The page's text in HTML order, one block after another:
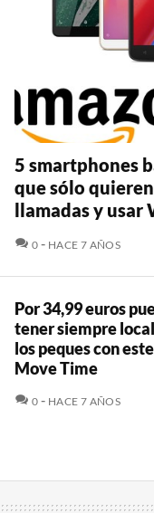
5 smartphones
que sólo
llamadas y
0 COMENTARIOS
HACE 7 AÑOS
Por 34,99 euros
tener siempre
los peques con
Move Time
0 COMENTARIOS
HACE 7 AÑOS